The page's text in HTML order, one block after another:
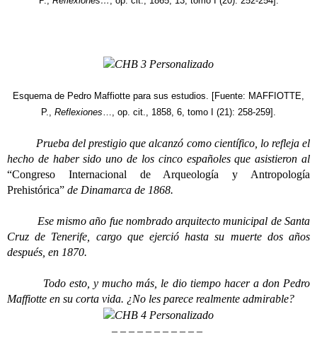
Esquema de Pedro Maffiotte para sus estudios. [Fuente: MAFFIOTTE,
P., Reflexiones …, op. cit., 1858, 6, tomo I (21): 258-259].
Prueba del prestigio que alcanzó como científico, lo refleja el
hecho de haber sido uno de los cinco españoles que asistieron al
“Congreso Internacional de Arqueología y Antropología
Prehistórica” de Dinamarca de 1868.
Ese mismo año fue nombrado arquitecto municipal de Santa
Cruz de Tenerife, cargo que ejerció hasta su muerte dos años
después, en 1870.
Todo esto, y mucho más, le dio tiempo hacer a don Pedro
Maffiotte en su corta vida. ¿No les parece realmente admirable?
– – – – – – – – – – –